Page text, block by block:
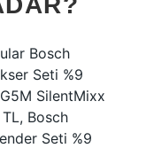
Bosch
Seti %9
SilentMixx
Bosch
Seti %9